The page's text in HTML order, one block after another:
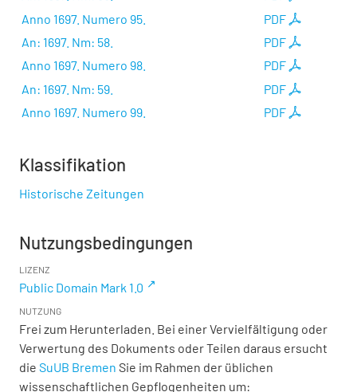
PDF
Anno 1697. Numero 95.
PDF
An: 1697. Nm: 58.
PDF
Anno 1697. Numero 98.
PDF
An: 1697. Nm: 59.
PDF
Anno 1697. Numero 99.
Klassifikation
Historische Zeitungen
Nutzungsbedingungen
LIZENZ
Public Domain Mark 1.0
NUTZUNG
Frei zum Herunterladen. Bei einer Vervielfältigung oder
Verwertung des Dokuments oder Teilen daraus ersucht
die SuUB Bremen Sie im Rahmen der üblichen
wissenschaftlichen Gepflogenheiten um: